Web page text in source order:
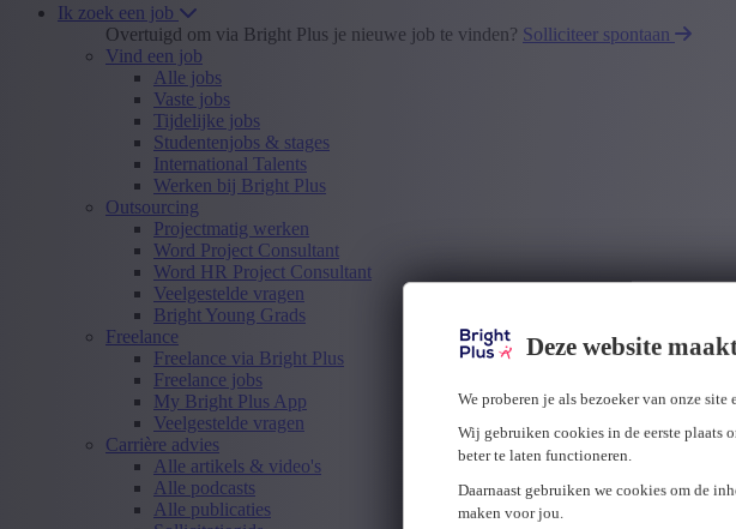
Deze website
We proberen je als bezoeker van onze
Wij gebruiken cookies in de eerste plaats
beter te laten functioneren.
Daarnaast gebruiken we cookies om de
maken voor jou.
Ik zoek een job
Overtuigd om via Bright Plus je nieuwe job te vinden? Solliciteer spontaan
Vind een job
Alle jobs
Vaste jobs
Tijdelijke jobs
Studentenjobs & stages
International Talents
Werken bij Bright Plus
Outsourcing
Projectmatig werken
Word Project Consultant
Word HR Project Consultant
Veelgestelde vragen
Bright Young Grads
Freelance
Freelance via Bright Plus
Freelance jobs
My Bright Plus App
Veelgestelde vragen
Carrière advies
Alle artikels & video's
Alle podcasts
Alle publicaties